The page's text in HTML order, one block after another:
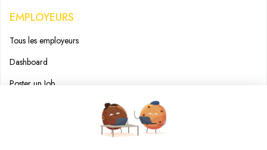
EMPLOYEURS
Tous les employeurs
Dashboard
Poster un Job